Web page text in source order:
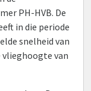
PH-HVB. De
in die periode
snelheid van
vlieghoogte van